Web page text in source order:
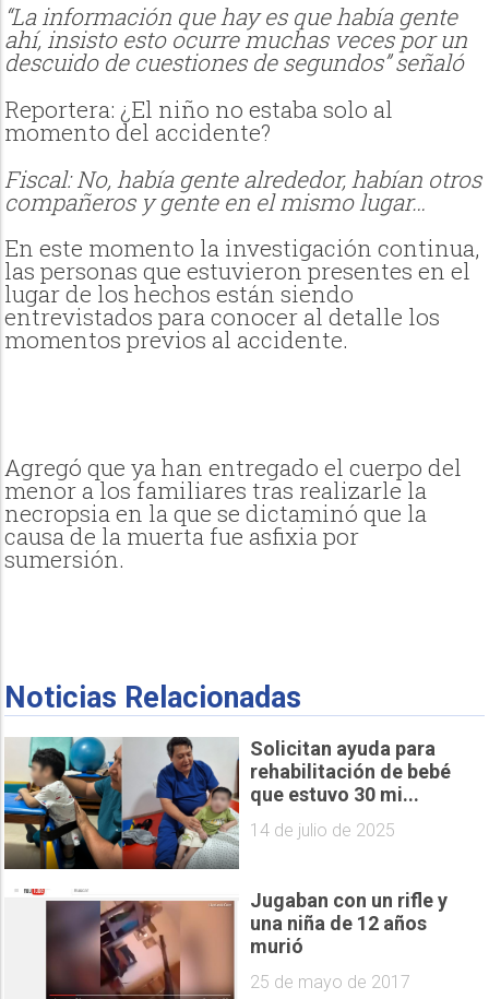
“La información que hay es que había gente
ahí, insisto esto ocurre muchas veces por un
descuido de cuestiones de segundos” señaló
Reportera: ¿El niño no estaba solo al
momento del accidente?
Fiscal: No, había gente alrededor, habían otros
compañeros y gente en el mismo lugar…
En este momento la investigación continua,
las personas que estuvieron presentes en el
lugar de los hechos están siendo
entrevistados para conocer al detalle los
momentos previos al accidente.
Agregó que ya han entregado el cuerpo del
menor a los familiares tras realizarle la
necropsia en la que se dictaminó que la
causa de la muerta fue asfixia por
sumersión.
Noticias Relacionadas
Solicitan ayuda para
rehabilitación de bebé
que estuvo 30 mi...
14 de julio de 2025
Jugaban con un rifle y
una niña de 12 años
murió
25 de mayo de 2017